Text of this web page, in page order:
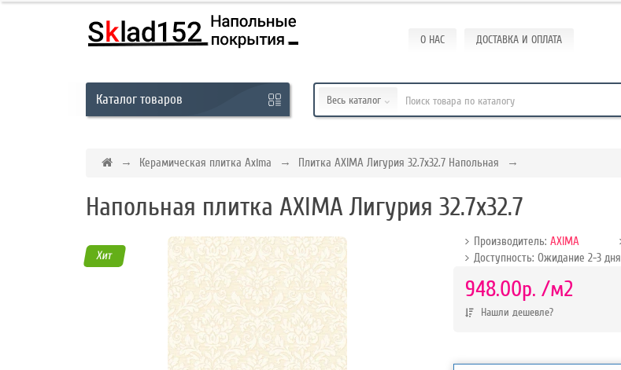
О НАС ДОСТАВКА И ОПЛАТА
Каталогтоваров Весь каталог
Керамическая плитка Axima Плитка AXIMA Лигурия 32.7x32.7 Напольная
Напольная плитка AXIMA Лигурия 32.7x32.7
Хит
Производитель: AXIMA
Доступность: Ожидание 2-3 дня
948.00р.р./м2
Нашли дешевле?